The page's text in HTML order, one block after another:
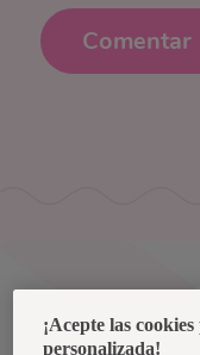
Comentar
¡Acepte las
personalizada!